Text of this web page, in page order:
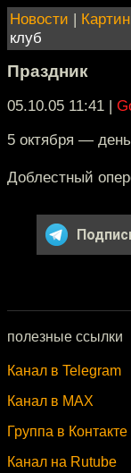
Новости |
клуб
Праздник
05.10.05 11:41 |
5 октября —
Доблестный
полезные ссылки
Канал в Telegram
Канал в MAX
Группа в Контакте
Канал на Rutube